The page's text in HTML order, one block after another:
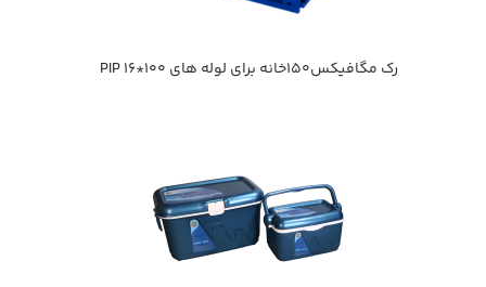
رك مگافيكس150خانه براي لوله هاي 100*16 PIP